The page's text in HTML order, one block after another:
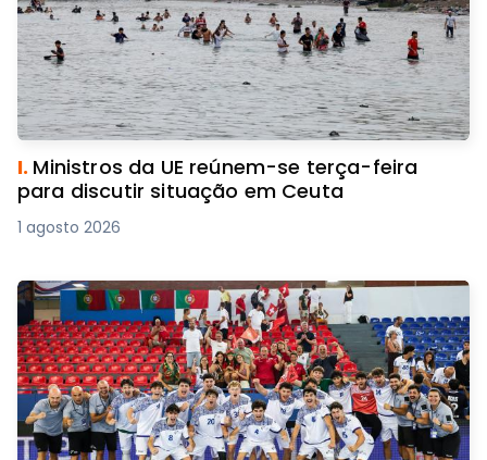
I. Ministros da UE reúnem-se terça-feira
para discutir situação em Ceuta
1 agosto 2026